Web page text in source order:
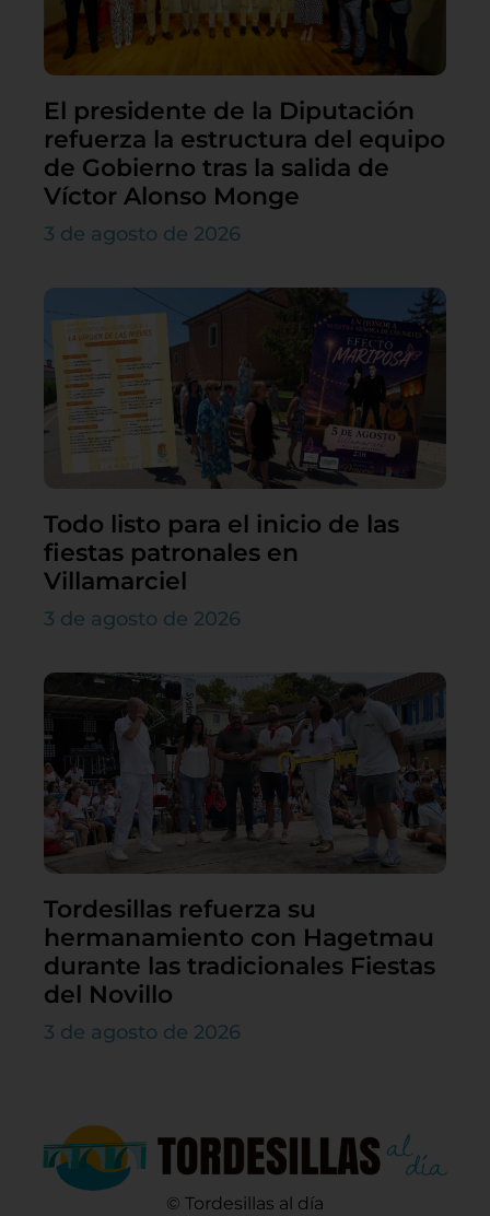
El presidente de la Diputación
refuerza la estructura del equipo
de Gobierno tras la salida de
Víctor Alonso Monge
3 de agosto de 2026
Todo listo para el inicio de las
fiestas patronales en
Villamarciel
3 de agosto de 2026
Tordesillas refuerza su
hermanamiento con Hagetmau
durante las tradicionales Fiestas
del Novillo
3 de agosto de 2026
© Tordesillas al día